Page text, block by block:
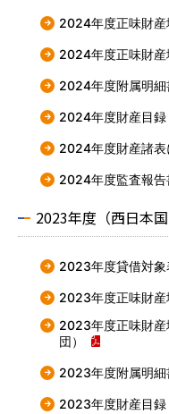
2024年度正味財産
2024年度正味財
2024年度附属明細
2024年度財産目録
2024年度財産諸表
2024年度監査報告
2023年度（西日本国
2023年度貸借対象
2023年度正味財産
2023年度正味財産
団）
2023年度附属明細
2023年度財産目録